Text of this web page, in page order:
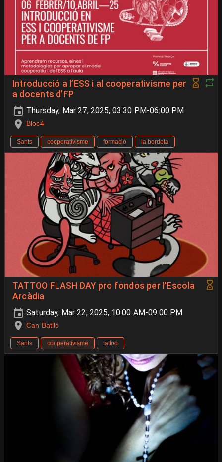
Introducció a l’ESS i al cooperativisme per
a docents d’FP
Thursday, Mar 27, 2025, 03:30 PM-06:00 PM
Bloc4
Sants cooperativisme formació la bordeta
TATTOO FLASH DAY pro fondos per l'Escola
Arcàdia
Saturday, Mar 22, 2025, 10:00 AM-09:00 PM
Can Batlló
Sants cooperativisme tattoo